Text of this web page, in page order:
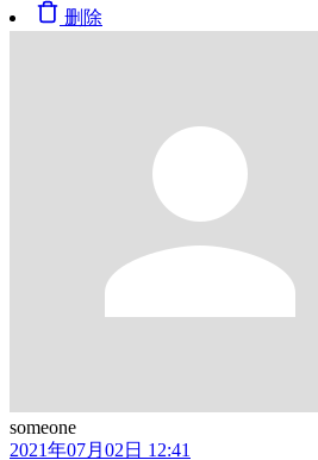
删除
someone
2021年07月02日 12:41